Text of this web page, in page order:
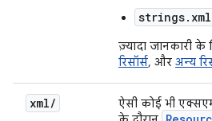
strings.xml
ज़्यादा जानकारी के
रिसॉर्स, और अन्य
xml/
ऐसी कोई भी